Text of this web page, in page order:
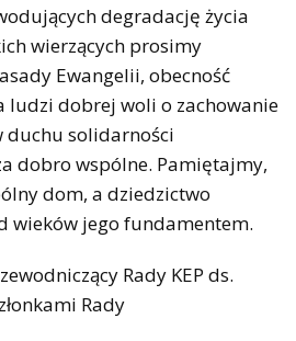
degradację życia
wierzących prosimy
Ewangelii, obecność
ludzi dobrej woli o zachowanie
duchu solidarności
dobro wspólne. Pamiętajmy,
dom, a dziedzictwo
wieków jego fundamentem.
Rady KEP ds.
Rady